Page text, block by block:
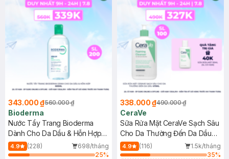
343.000 ₫560.000 ₫
Bioderma
Nước Tẩy Trang Bioderma
Dành Cho Da Dầu & Hỗn Hợp
500ml
4.9 (228)
698/tháng
25%
338.000 ₫490.000 ₫
CeraVe
Sữa Rửa Mặt CeraVe Sạch Sâu
Cho Da Thường Đến Da Dầu
473ml
4.9 (116)
1.5k/tháng
35%